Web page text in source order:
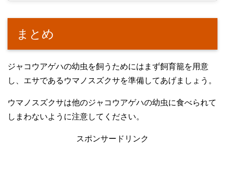
まとめ
ジャコウアゲハの幼虫を飼うためにはまず飼育籠を用意
し、エサであるウマノスズクサを準備してあげましょう。
ウマノスズクサは他のジャコウアゲハの幼虫に食べられて
しまわないように注意してください。
スポンサードリンク